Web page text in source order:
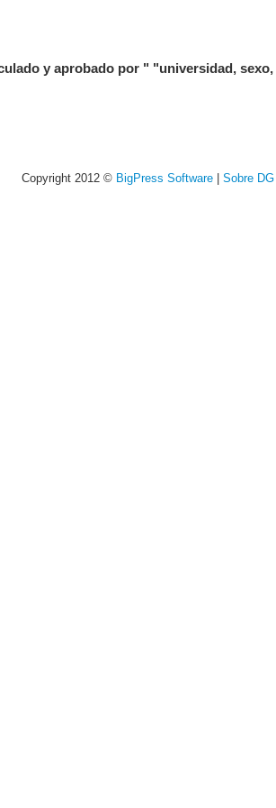
y aprobado por " "universidad,
Copyright 2012 © BigPress Software| Sobre DG